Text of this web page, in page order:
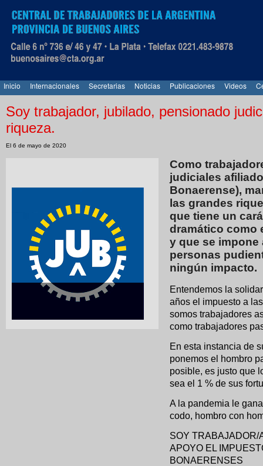
Inicio Internacionales Secretarias Noticias Publicaciones Videos
Soy trabajador, jubilado, pensionado
riqueza.
El 6 de mayo de 2020
Como
judiciales
Bonaerense),
las grandes
que tiene un
dramático como
y que se
personas
ningún impacto.
Entendemos la
años el impuesto a
somos trabajadores
como trabajadores
En esta instancia de
ponemos el hombro
posible, es justo que
sea el 1 % de sus
A la pandemia le
codo, hombro con
SOY TRABAJADOR/
APOYO EL
BONAERENSES